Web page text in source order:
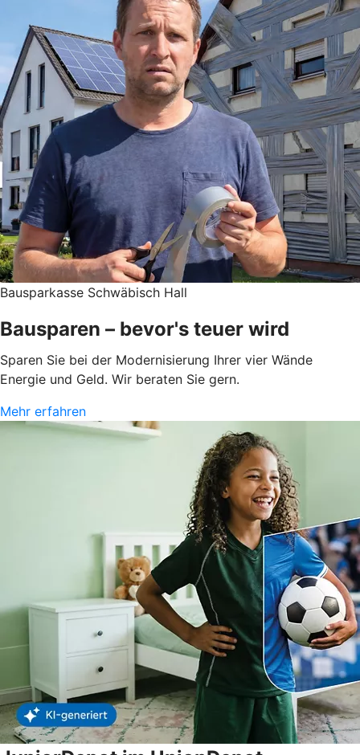
Bausparkasse Schwäbisch Hall
Bausparen – bevor's teuer wird
Sparen Sie bei der Modernisierung Ihrer vier Wände
Energie und Geld. Wir beraten Sie gern.
Mehr erfahren